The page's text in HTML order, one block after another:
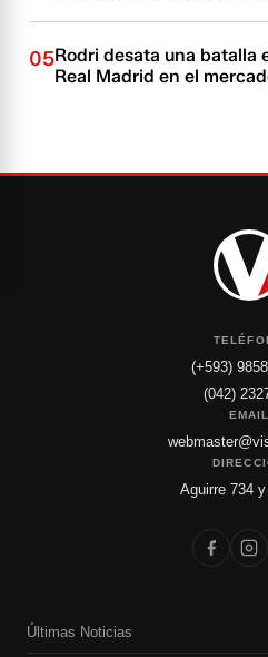
05Rodri desata una batalla
Real Madrid en el
(+593)
(042)
EMAIL
Aguirre 734
Últimas Noticias